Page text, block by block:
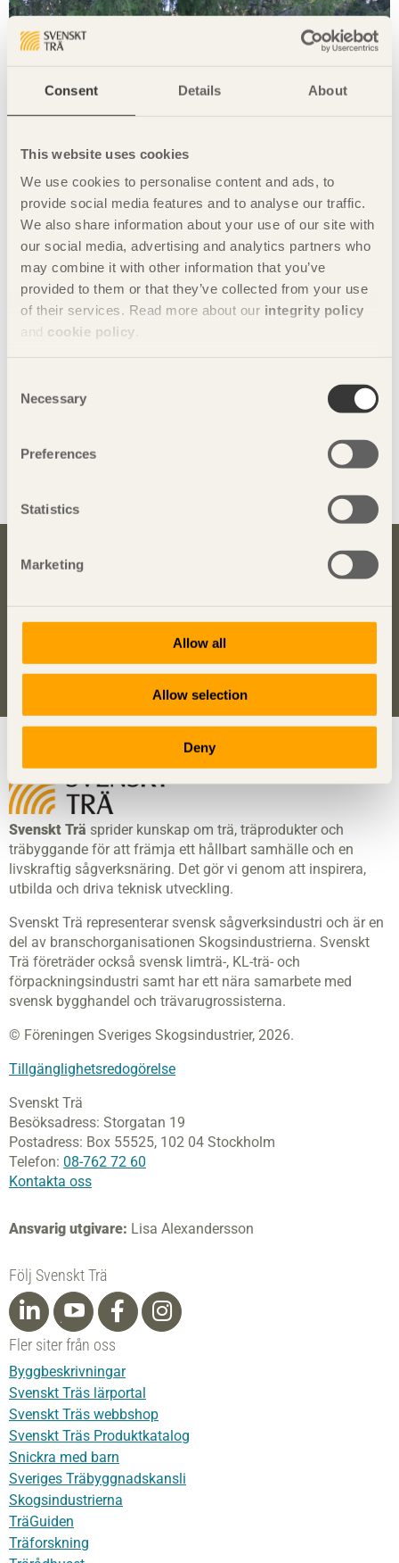
Consent Details About
This website uses cookies
We use cookies to personalise content and ads, to
provide social media features and to analyse our traffic.
We also share information about your use of our site with
our social media, advertising and analytics partners who
may combine it with other information that you’ve
provided to them or that they’ve collected from your use
of their services. Read more about our integrity policy
and cookie policy
Selection
Necessary
Preferences
Statistics
Marketing
Allow all
Allow selection
Deny
Bli inspirerad och lär dig mer om trä
seminarier och Svenskt Träs nyhetsbrevTrä.
Anmäl dig för att få inspiration
Visa sajtkarta
Svenskt Trä sprider kunskap om trä, träprodukter och
träbyggande för att främja ett hållbart samhälle och en
livskraftig sågverksnäring. Det gör vi genom att inspirera,
utbilda och driva teknisk utveckling.
Svenskt Trä representerar svensk sågverksindustri och är en
del av branschorganisationen Skogsindustrierna. Svenskt
Trä företräder också svensk limträ-, KL-trä- och
förpackningsindustri samt har ett nära samarbete med
svensk bygghandel och trävarugrossisterna.
© Föreningen Sveriges Skogsindustrier, 2026.
Tillgänglighetsredogörelse
Svenskt Trä
Besöksadress: Storgatan 19
Postadress: Box 55525, 102 04 Stockholm
Telefon: 08-762 72 60
Kontakta oss
Ansvarig utgivare: Lisa Alexandersson
Följ Svenskt Trä
Fler siter från oss
Byggbeskrivningar
Svenskt Träs lärportal
Svenskt Träs webbshop
Svenskt Träs Produktkatalog
Snickra med barn
Sveriges Träbyggnadskansli
Skogsindustrierna
TräGuiden
Träforskning